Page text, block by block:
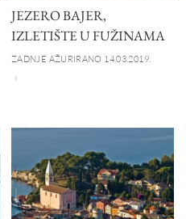
JEZERO BAJER,
IZLETIŠTE U FUŽINAMA
ZADNJE AŽURIRANO 14.03.2019.